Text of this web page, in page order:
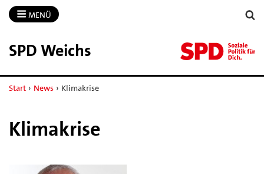
MENÜ
SPD Weichs
Start › News › Klimakrise
Klimakrise